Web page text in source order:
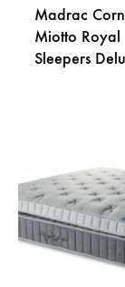
Madrac
Miotto Royal
Sleepers